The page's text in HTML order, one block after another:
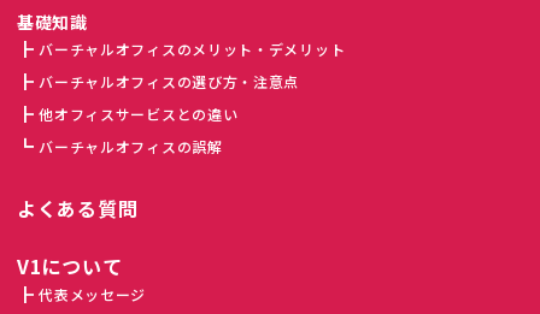
基礎知識
バーチャルオフィスのメリット・デメリット
バーチャルオフィスの選び方・注意点
他オフィスサービスとの違い
バーチャルオフィスの誤解
よくある質問
V1について
代表メッセージ